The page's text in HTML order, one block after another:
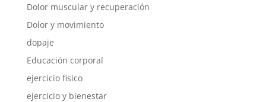
Dolor muscular y recuperación
Dolor y movimiento
dopaje
Educación corporal
ejercicio fisico
ejercicio y bienestar